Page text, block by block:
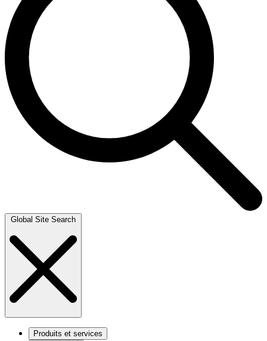
Global Site Search
Produits et services